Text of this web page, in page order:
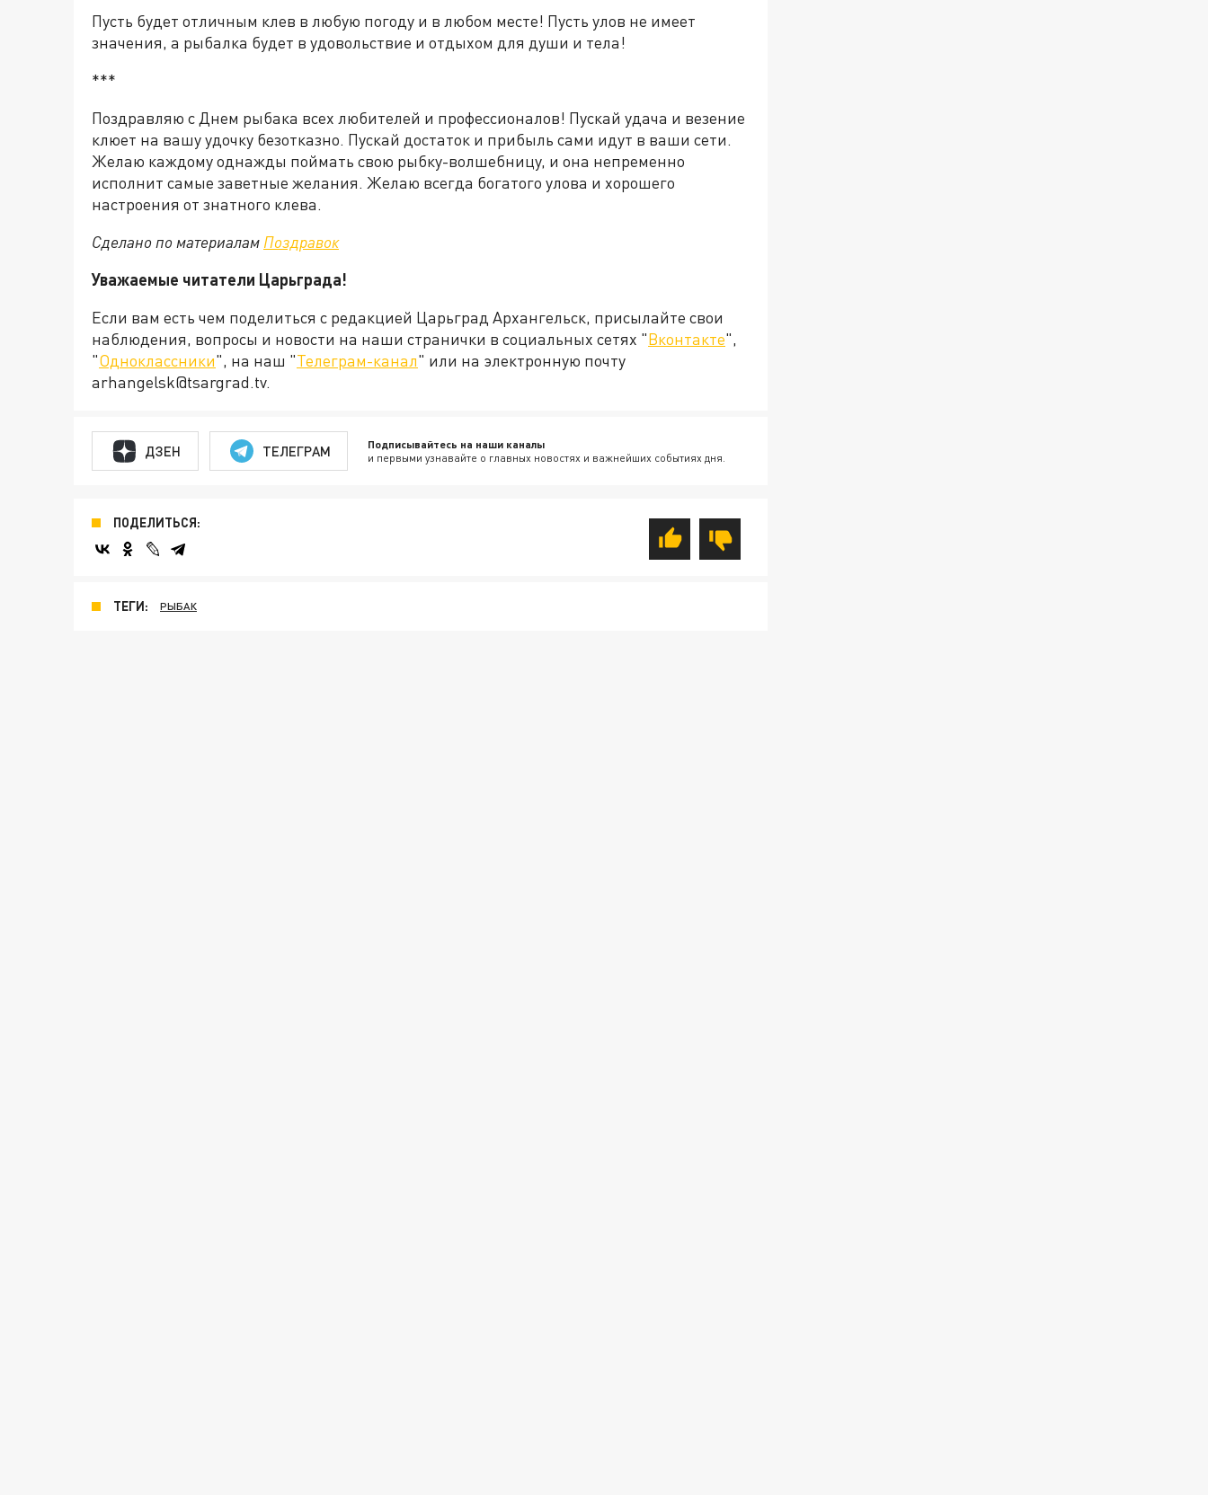
Пусть будет отличным клев в любую погоду и в любом месте! Пусть улов не имеет
значения, а рыбалка будет в удовольствие и отдыхом для души и тела!
***
Поздравляю с Днем рыбака всех любителей и профессионалов! Пускай удача и везение
клюет на вашу удочку безотказно. Пускай достаток и прибыль сами идут в ваши сети.
Желаю каждому однажды поймать свою рыбку-волшебницу, и она непременно
исполнит самые заветные желания. Желаю всегда богатого улова и хорошего
настроения от знатного клева.
Сделано по материалам Поздравок
Уважаемые читатели Царьграда!
Если вам есть чем поделиться с редакцией Царьград Архангельск, присылайте свои
наблюдения, вопросы и новости на наши странички в социальных сетях "Вконтакте",
"Одноклассники", на наш "Телеграм-канал" или на электронную почту
arhangelsk@tsargrad.tv.
ДЗЕН ТЕЛЕГРАМ Подписывайтесь на наши каналы
и первыми узнавайте о главных новостях и важнейших событиях дня.
ПОДЕЛИТЬСЯ:
ТЕГИ: РЫБАК